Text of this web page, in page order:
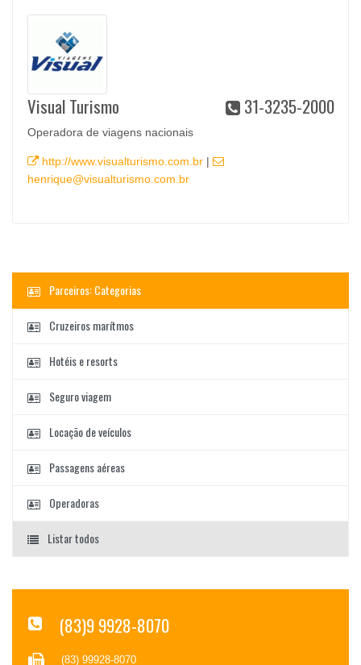
Visual Turismo 31-3235-2000
Operadora de viagens nacionais
http://www.visualturismo.com.br|
henrique@visualturismo.com.br
Parceiros: Categorias
Cruzeiros marítmos
Hotéis e resorts
Seguro viagem
Locação de veículos
Passagens aéreas
Operadoras
Listar todos
(83)9 9928-8070
(83) 99928-8070